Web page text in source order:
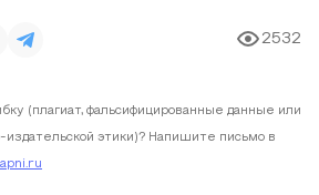
2532
(плагиат, фальсифицированные данные или
этики)? Напишите письмо в